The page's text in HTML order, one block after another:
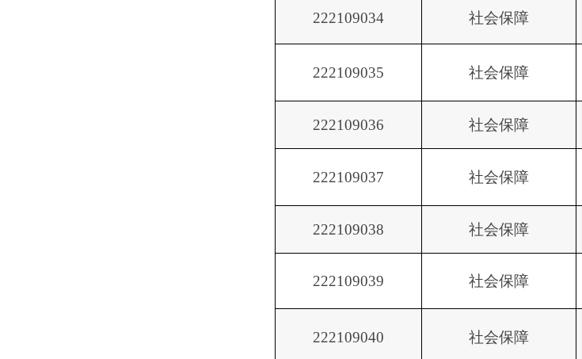
222109034 社会保障
222109035 社会保障
222109036 社会保障
222109037 社会保障
222109038 社会保障
222109039 社会保障
222109040 社会保障